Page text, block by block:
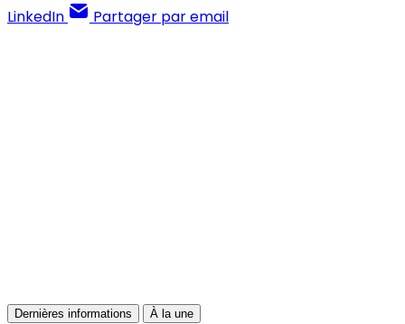
LinkedIn
Partager par email
Dernières informations À la une